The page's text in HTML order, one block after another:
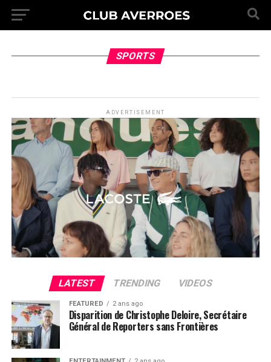
SPORTS
ADVERTISEMENT
LATEST TRENDING VIDEOS
FEATURED 2 ans ago
Disparition de Christophe Deloire, Secrétaire
Général de Reporters sans Frontières